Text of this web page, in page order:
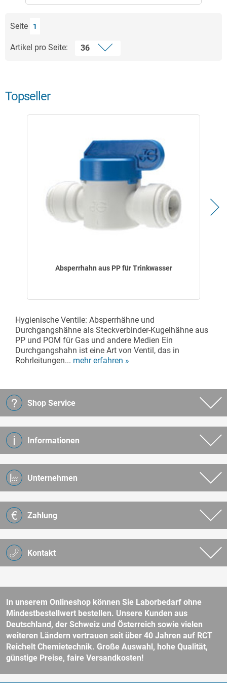
Seite 1
Artikel pro Seite:
Topseller
Absperrhahn aus PP für Trinkwasser
Hygienische Ventile: Absperrhähne und
Durchgangshähne als Steckverbinder-Kugelhähne aus
PP und POM für Gas und andere Medien Ein
Durchgangshahn ist eine Art von Ventil, das in
Rohrleitungen... mehr erfahren »
Kontakt
Shop Service
Informationen
Unternehmen
Zahlung
In unserem Onlineshop können Sie Laborbedarf ohne
Mindestbestellwert bestellen. Unsere Kunden aus
Deutschland, der Schweiz und Österreich sowie vielen
weiteren Ländern vertrauen seit über 40 Jahren auf RCT
Reichelt Chemietechnik. Große Auswahl, hohe Qualität,
günstige Preise, faire Versandkosten!